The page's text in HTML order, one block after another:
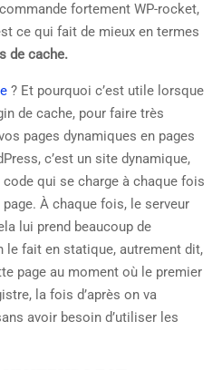
fortement WP-rocket,
ce qui fait de mieux en termes
de cache.
? Et pourquoi c’est utile lorsque
de cache, pour faire très
pages dynamiques en pages
c’est un site dynamique,
code qui se charge à chaque fois
À chaque fois, le serveur
lui prend beaucoup de
le fait en statique, autrement dit,
page au moment où le premier
la fois d’après on va
avoir besoin d’utiliser les